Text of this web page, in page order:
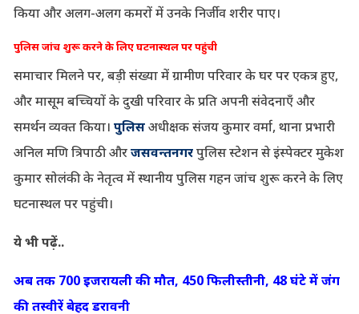
किया और अलग-अलग कमरों में उनके निर्जीव शरीर पाए।
पुलिस जांच शुरू करने के लिए घटनास्थल पर पहुंची
समाचार मिलने पर, बड़ी संख्या में ग्रामीण परिवार के घर पर एकत्र हुए,
और मासूम बच्चियों के दुखी परिवार के प्रति अपनी संवेदनाएँ और
समर्थन व्यक्त किया। पुलिसअधीक्षक संजय कुमार वर्मा, थाना प्रभारी
अनिल मणि त्रिपाठी औरजसवन्तनगरपुलिस स्टेशन से इंस्पेक्टर मुकेश
कुमार सोलंकी के नेतृत्व में स्थानीय पुलिस गहन जांच शुरू करने के लिए
घटनास्थल पर पहुंची।
ये भी पढ़ें..
अब तक 700 इजरायली की मौत, 450 फिलीस्तीनी, 48 घंटे में जंग
की तस्वीरें बेहद डरावनी